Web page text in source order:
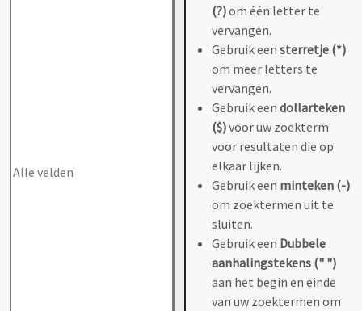
(?)om één letter te
vervangen.
Gebruik een sterretje (*)
om meer letters te
vervangen.
Gebruik een dollarteken
($)voor uw zoekterm
voor resultaten die op
elkaar lijken.
Gebruik een minteken (-)
om zoektermen uit te
sluiten.
Gebruik een Dubbele
aanhalingstekens (" ")
aan het begin en einde
van uw zoektermen om